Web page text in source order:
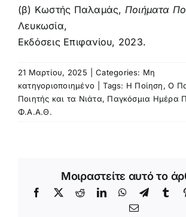
(β) Κωστής Παλαμάς, Ποιήματα
Λευκωσία,
Εκδόσεις Επιφανίου, 2023.
21 Μαρτίου, 2025 Categories: Μη
κατηγοριοποιημένο
Tags: Η Ποίηση,Ο
Ποιητής και τα Νιάτα, Παγκόσμια Ημέρα
Φ.Α.Α.Θ.
Μοιραστείτε αυτό το
Facebook
X RedditLinkedInWhatsApp
Telegram
Email